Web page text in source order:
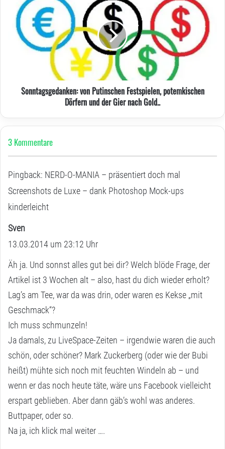
von
Putinschen
Festspielen,
potemkischen
Dörfern
nachSonntagsgedanken: von Putinschen Festspielen, potemkischen
Dörfern und der Gier nach Gold..
3 Kommentare
Pingback: NERD-O-MANIA – präsentiert doch mal
Screenshots de Luxe – dank Photoshop Mock-ups
kinderleicht
Sven
a
t
13.03.2014 um 23:12 Uhr
Äh ja. Und sonnst alles gut bei dir? Welch blöde Frage, der
Artikel ist 3 Wochen alt – also, hast du dich wieder erholt?
Lag’s am Tee, war da was drin, oder waren es Kekse „mit
Geschmack“?
Ich muss schmunzeln!
Ja damals, zu LiveSpace-Zeiten – irgendwie waren die auch
schön, oder schöner? Mark Zuckerberg (oder wie der Bubi
heißt) mühte sich noch mit feuchten Windeln ab – und
wenn er das noch heute täte, wäre uns Facebook vielleicht
erspart geblieben. Aber dann gäb’s wohl was anderes.
Buttpaper, oder so.
Na ja, ich klick mal weiter ….